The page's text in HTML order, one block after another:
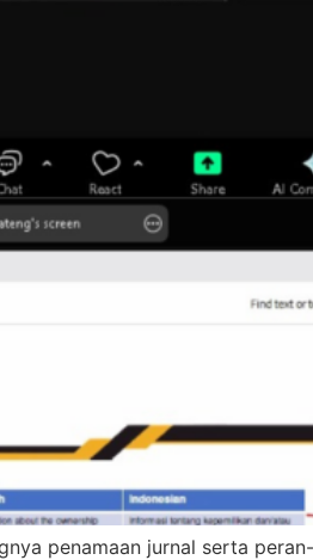
penamaan jurnal serta